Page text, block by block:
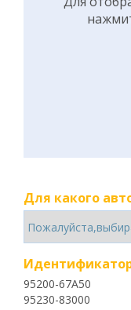
Для какого
95200-67A50
95230-83000